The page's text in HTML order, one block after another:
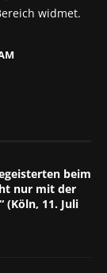
widmet.
beim
nur mit der
(Köln, 11. Juli